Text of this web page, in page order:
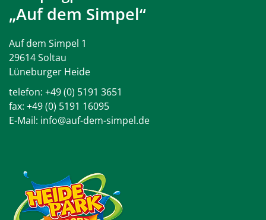
„Auf dem Simpel“
Auf dem Simpel 1
29614 Soltau
Lüneburger Heide
telefon: +49 (0) 5191 3651
fax: +49 (0) 5191 16095
E-Mail: info@auf-dem-simpel.de